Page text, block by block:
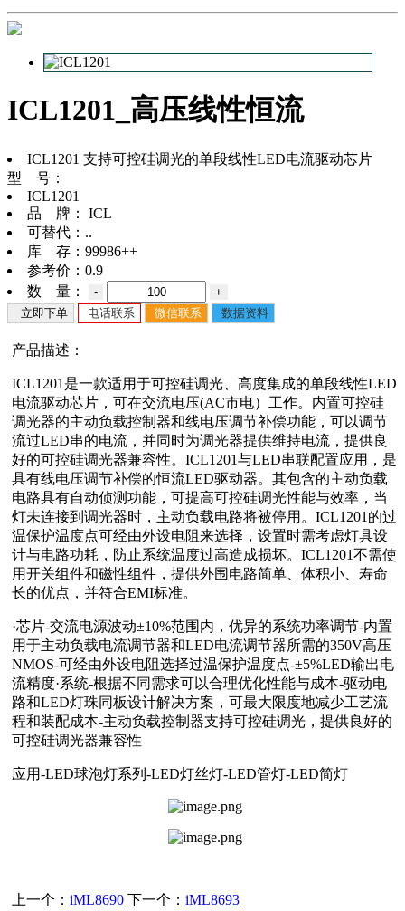
ICL1201_高压线性恒流
ICL1201 支持可控硅调光的单段线性LED电流驱动芯片
型 号：
ICL1201
品 牌：
ICL
可替代： ..
库 存： 99986++
参考价： 0.9
数 量：
-
+
立即下单
电话联系 微信联系 数据资料
产品描述：
ICL1201是一款适用于可控硅调光、高度集成的单段线性LED
电流驱动芯片，可在交流电压(AC市电）工作。内置可控硅
调光器的主动负载控制器和线电压调节补偿功能，可以调节
流过LED串的电流，并同时为调光器提供维持电流，提供良
好的可控硅调光器兼容性。ICL1201与LED串联配置应用，是
具有线电压调节补偿的恒流LED驱动器。其包含的主动负载
电路具有自动侦测功能，可提高可控硅调光性能与效率，当
灯未连接到调光器时，主动负载电路将被停用。ICL1201的过
温保护温度点可经由外设电阻来选择，设置时需考虑灯具设
计与电路功耗，防止系统温度过高造成损坏。ICL1201不需使
用开关组件和磁性组件，提供外围电路简单、体积小、寿命
长的优点，并符合EMI标准。
·芯片-交流电源波动±10%范围内，优异的系统功率调节-内置
用于主动负载电流调节器和LED电流调节器所需的350V高压
NMOS-可经由外设电阻选择过温保护温度点-±5%LED输出电
流精度·系统-根据不同需求可以合理优化性能与成本-驱动电
路和LED灯珠同板设计解决方案，可最大限度地减少工艺流
程和装配成本-主动负载控制器支持可控硅调光，提供良好的
可控硅调光器兼容性
应用-LED球泡灯系列-LED灯丝灯-LED管灯-LED简灯
上一个： iML8690 下一个： iML8693